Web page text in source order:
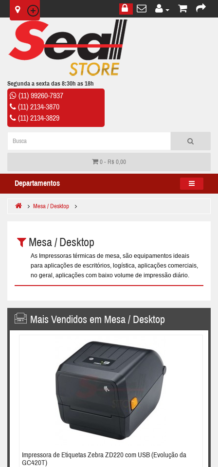
Segunda a sexta das 8:30h as 18h
(11) 99260-7937
(11) 2134-3870
(11) 2134-3829
0 - R$ 0,00
Departamentos
Mesa / Desktop
Mesa / Desktop
As Impressoras térmicas de mesa, são equipamentos ideais
para aplicações de escritórios, logística, aplicações comerciais,
no geral, aplicações com baixo volume de impressão diário.
Mais Vendidos em Mesa / Desktop
Impressora de Etiquetas Zebra ZD220 com USB (Evolução da
GC420T)